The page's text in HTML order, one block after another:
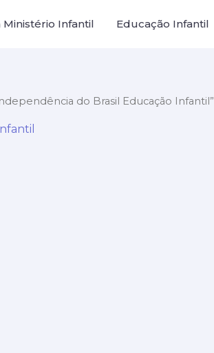
Ministério Infantil Educação Infantil
do Brasil Educação Infantil”